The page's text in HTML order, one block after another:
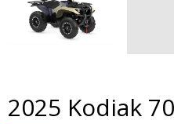
2025 Kodiak